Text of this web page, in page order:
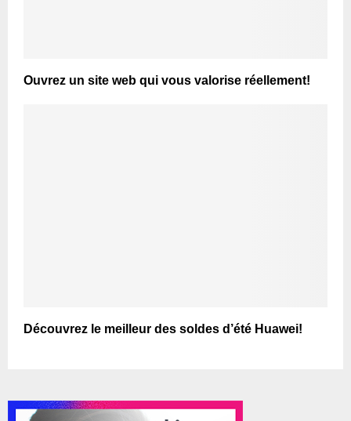
Ouvrez un site web qui vous valorise réellement!
Découvrez le meilleur des soldes d’été Huawei!